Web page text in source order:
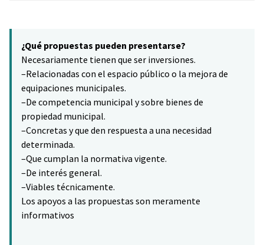
−
¿Qué propuestas pueden presentarse?
Necesariamente tienen que ser inversiones.
–Relacionadas con el espacio público o la mejora de
equipaciones municipales.
–De competencia municipal y sobre bienes de
propiedad municipal.
–Concretas y que den respuesta a una necesidad
determinada.
–Que cumplan la normativa vigente.
–De interés general.
–Viables técnicamente.
Los apoyos a las propuestas son meramente
informativos